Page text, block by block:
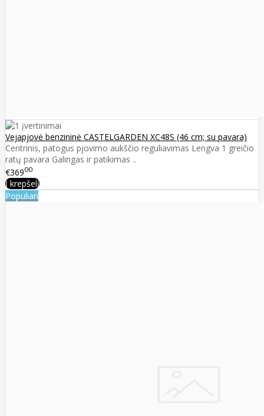
Vejapjovė benzininė CASTELGARDEN XC48S (46 cm; su pavara)
Centrinis, patogus pjovimo aukščio reguliavimas Lengva 1 greičio
ratų pavara Galingas ir patikimas ..
€36900
Į krepšelį
Populiari